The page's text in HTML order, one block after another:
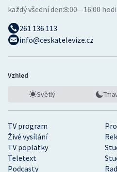
TV program
Živé vysílání
TV poplatky
Teletext
Podcasty
každý všední den:8:00—16:00
261 136 113
info@ceskatelevize.cz
Vzhled
Světlý